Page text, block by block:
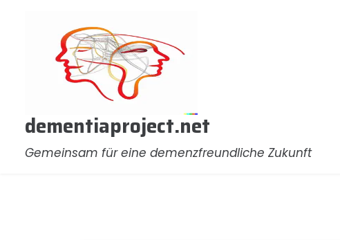
dementiaproject.net
Gemeinsam für eine demenzfreundliche Zukunft